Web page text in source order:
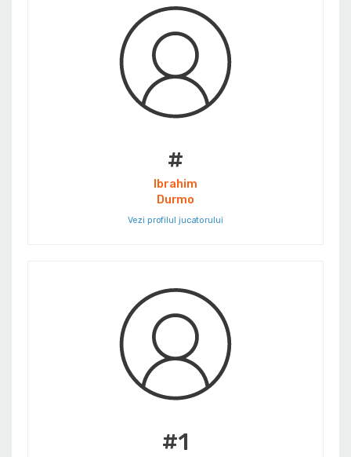
#
Ibrahim
Durmo
Vezi profilul jucatorului
#1